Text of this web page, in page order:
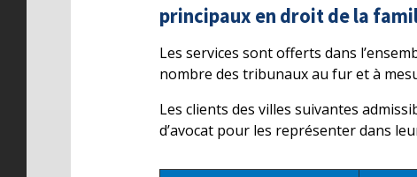
principaux en droit de la
Les services sont offerts dans
nombre des tribunaux au fur et à
Les clients des villes suivantes
d’avocat pour les représenter dans